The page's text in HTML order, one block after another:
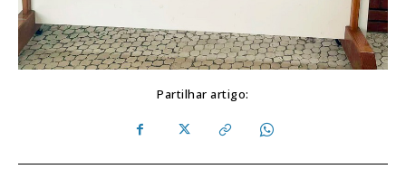
Partilhar artigo: